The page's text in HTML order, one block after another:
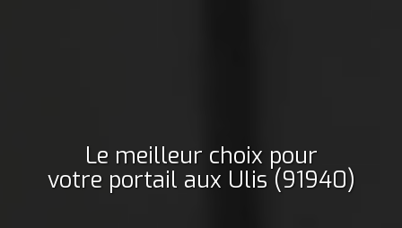
Le meilleur choix pour
votre portail aux Ulis (91940)